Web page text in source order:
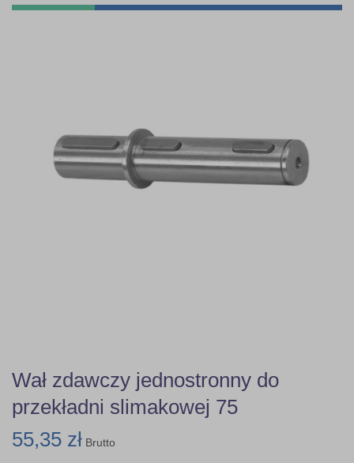
Wał zdawczy jednostronny do
przekładni slimakowej 75
55,35 zł Brutto